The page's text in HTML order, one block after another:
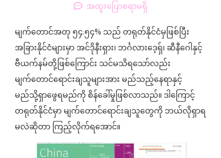
အထူးပြောစရာမရှိ
မျက်တောင်အတု ၅၄.၅၄% သည် တရုတ်နိုင်ငံမှဖြစ်ပြီး
အခြားနိုင်ငံများမှာ အင်ဒိုနီးရှား၊ ဘင်္ဂလားဒေ့ရှ်၊ ဆီနီဂေါနှင့်
ဗီယက်နမ်တို့ဖြစ်ကြောင်း သင်မသိရသော်လည်း
မျက်တောင်ရောင်းချသူများအား မည်သည့်နေရာနှင့်
မည်သို့ရှာဖွေရမည်ကို စိန်ခေါ်မှုဖြစ်လာသည်။ ဒါကြောင့်
တရုတ်နိုင်ငံမှာ မျက်တောင်ရောင်းချသူတွေကို ဘယ်လိုရှာရ
မလဲဆိုတာ ကြည့်လိုက်ရအောင်။